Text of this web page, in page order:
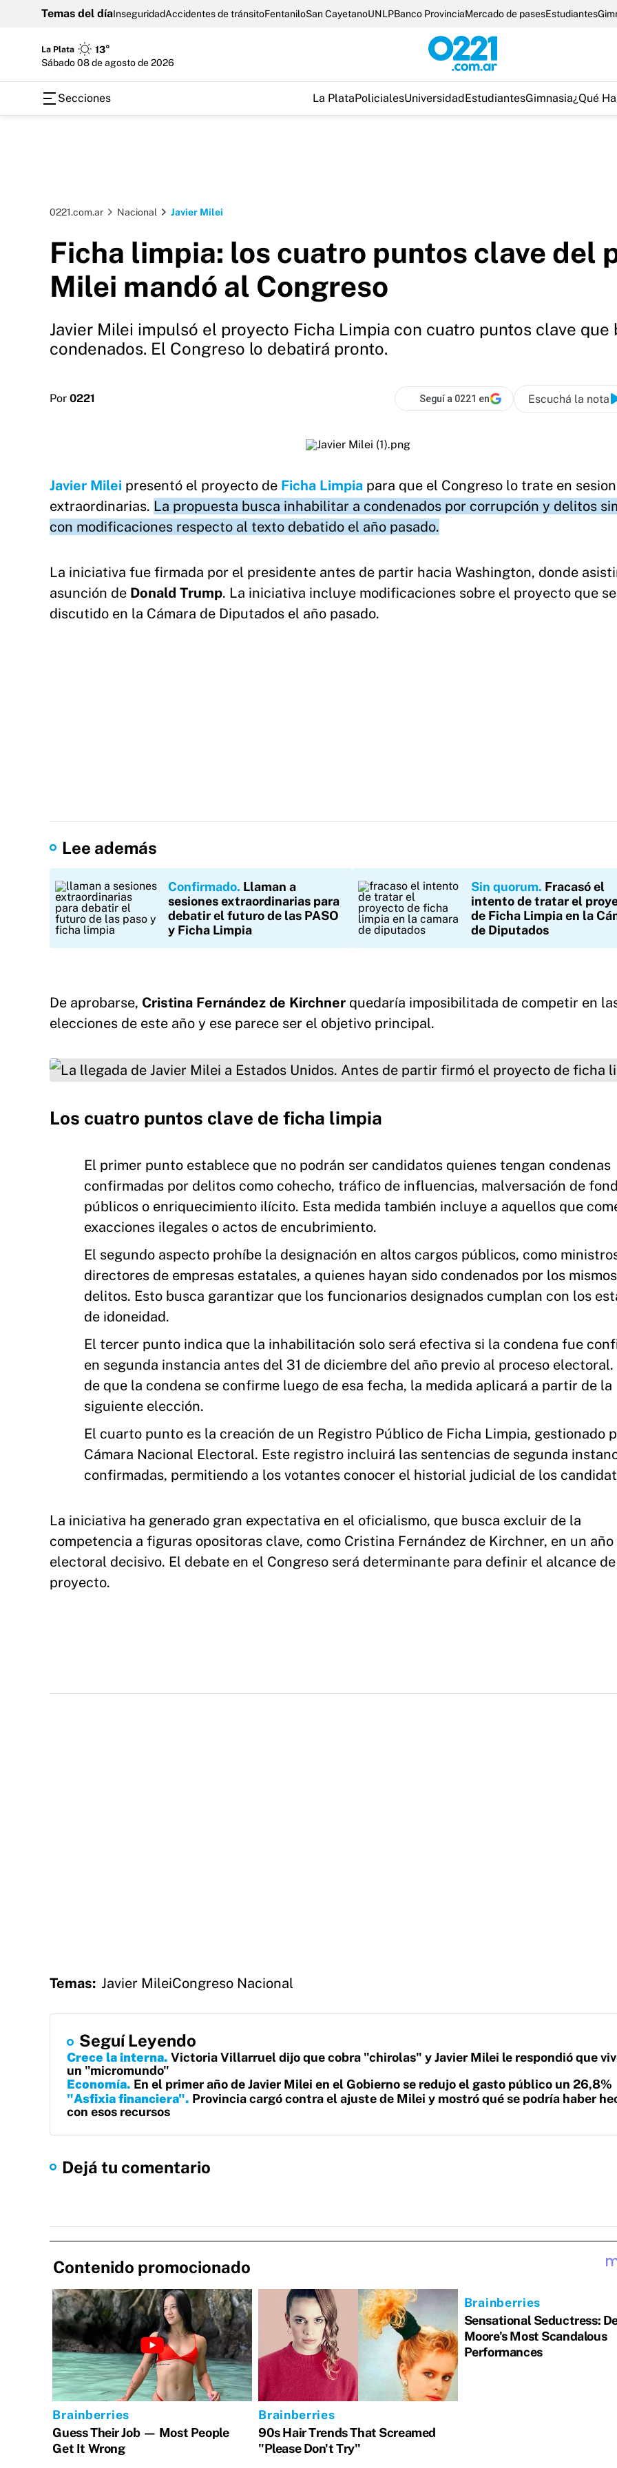
Temas del díaInseguridadAccidentes de tránsitoFentaniloSan CayetanoUNLPBanco ProvinciaMercado de pasesEstudiantes
La Plata
13°
sábado 08 de agosto de 2026
Secciones La PlataPolicialesUniversidadEstudiantesGimnasia¿Qué
0221.com.ar Nacional Javier Milei
Ficha limpia: los cuatro puntos clave del
Milei mandó al Congreso
Javier Milei impulsó el proyecto Ficha Limpia con cuatro puntos clave
condenados. El Congreso lo debatirá pronto.
Por 0221 Seguí a 0221 en Escuchá la nota
Javier Milei presentó el proyecto de Ficha Limpia para que el Congreso lo trate en
extraordinarias. La propuesta busca inhabilitar a condenados por corrupción y delitos
con modificaciones respecto al texto debatido el año pasado.
La iniciativa fue firmada por el presidente antes de partir hacia Washington, donde
asunción de Donald Trump. La iniciativa incluye modificaciones sobre el proyecto que
discutido en la Cámara de Diputados el año pasado.
Lee además
Confirmado Llaman a
sesiones extraordinarias para
debatir el futuro de las PASO
y Ficha Limpia
Sin quorum Fracasó el
intento de tratar el
de Ficha Limpia en la
de Diputados
De aprobarse, Cristina Fernández de Kirchner quedaría imposibilitada de competir en
elecciones de este año y ese parece ser el objetivo principal.
La llegada de Javier Milei a Estados Unidos. Antes de partir firmó el proyecto de ficha
Los cuatro puntos clave de ficha limpia
El primer punto establece que no podrán ser candidatos quienes tengan condenas
confirmadas por delitos como cohecho, tráfico de influencias, malversación de
públicos o enriquecimiento ilícito. Esta medida también incluye a aquellos que
exacciones ilegales o actos de encubrimiento.
El segundo aspecto prohíbe la designación en altos cargos públicos, como
directores de empresas estatales, a quienes hayan sido condenados por los mismos
delitos. Esto busca garantizar que los funcionarios designados cumplan con los
de idoneidad.
El tercer punto indica que la inhabilitación solo será efectiva si la condena fue
en segunda instancia antes del 31 de diciembre del año previo al proceso electoral.
de que la condena se confirme luego de esa fecha, la medida aplicará a partir de la
siguiente elección.
El cuarto punto es la creación de un Registro Público de Ficha Limpia, gestionado
Cámara Nacional Electoral. Este registro incluirá las sentencias de segunda
confirmadas, permitiendo a los votantes conocer el historial judicial de los
La iniciativa ha generado gran expectativa en el oficialismo, que busca excluir de la
competencia a figuras opositoras clave, como Cristina Fernández de Kirchner, en un año
electoral decisivo. El debate en el Congreso será determinante para definir el alcance
proyecto.
Temas: Javier MileiCongreso Nacional
Seguí Leyendo
Crece la interna Victoria Villarruel dijo que cobra "chirolas" y Javier Milei le respondió que
un "micromundo"
Economía En el primer año de Javier Milei en el Gobierno se redujo el gasto público un 26,8%
"Asfixia financiera" Provincia cargó contra el ajuste de Milei y mostró qué se podría haber
con esos recursos
Dejá tu comentario